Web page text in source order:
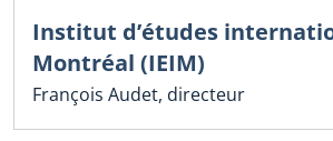
Institut d’études
Montréal (IEIM)
François Audet, directeur